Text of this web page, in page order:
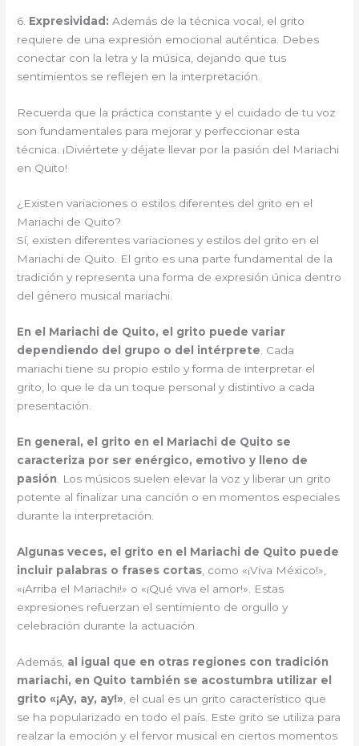
6. Expresividad: Además de la técnica vocal, el grito
requiere de una expresión emocional auténtica. Debes
conectar con la letra y la música, dejando que tus
sentimientos se reflejen en la interpretación.
Recuerda que la práctica constante y el cuidado de tu voz
son fundamentales para mejorar y perfeccionar esta
técnica. ¡Diviértete y déjate llevar por la pasión del Mariachi
en Quito!
¿Existen variaciones o estilos diferentes del grito en el
Mariachi de Quito?
Sí, existen diferentes variaciones y estilos del grito en el
Mariachi de Quito. El grito es una parte fundamental de la
tradición y representa una forma de expresión única dentro
del género musical mariachi.
En el Mariachi de Quito, el grito puede variar
dependiendo del grupo o del intérprete. Cada
mariachi tiene su propio estilo y forma de interpretar el
grito, lo que le da un toque personal y distintivo a cada
presentación.
En general, el grito en el Mariachi de Quito se
caracteriza por ser enérgico, emotivo y lleno de
pasión . Los músicos suelen elevar la voz y liberar un grito
potente al finalizar una canción o en momentos especiales
durante la interpretación.
Algunas veces, el grito en el Mariachi de Quito puede
incluir palabras o frases cortas , como «¡Viva México!»,
«¡Arriba el Mariachi!» o «¡Qué viva el amor!». Estas
expresiones refuerzan el sentimiento de orgullo y
celebración durante la actuación.
Además, al igual que en otras regiones con tradición
mariachi, en Quito también se acostumbra utilizar el
grito «¡Ay, ay, ay!» , el cual es un grito característico que
se ha popularizado en todo el país. Este grito se utiliza para
realzar la emoción y el fervor musical en ciertos momentos